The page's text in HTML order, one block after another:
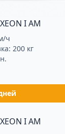
I AМ
ч
200 кг
I AМ